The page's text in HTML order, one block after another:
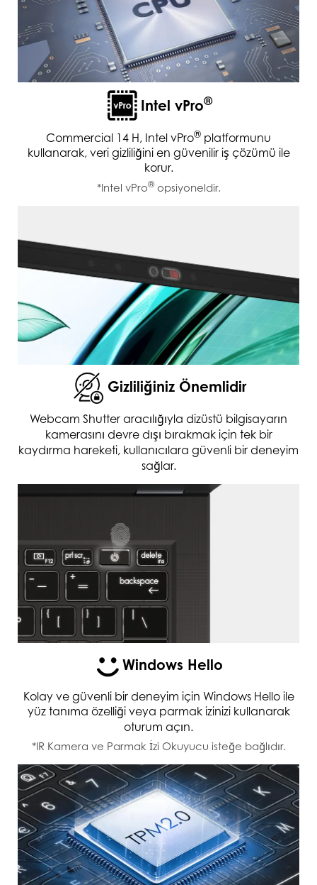
Intel vPro®
Commercial 14 H, Intel vPro® platformunu
kullanarak, veri gizliliğini en güvenilir iş çözümü ile
korur.
*Intel vPro®opsiyoneldir.
Gizliliğiniz Önemlidir
Webcam Shutter aracılığıyla dizüstü bilgisayarın
kamerasını devre dışı bırakmak için tek bir
kaydırma hareketi, kullanıcılara güvenli bir deneyim
sağlar.
Windows Hello
Kolay ve güvenli bir deneyim için Windows Hello ile
yüz tanıma özelliği veya parmak izinizi kullanarak
oturum açın.
*IR Kamera ve Parmak İzi Okuyucu isteğe bağlıdır.